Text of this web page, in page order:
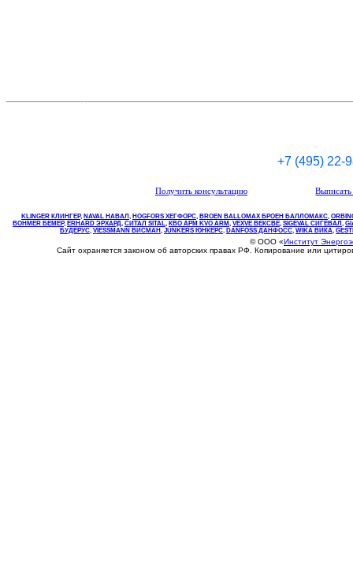
+7 (495) 22-
Получить консультацию
KLINGER КЛИНГЕР, NAVAL НАВАЛ , НOGFORS ХЕГФОРС, BROEN BALLOMAX БРОЕН БАЛЛОМАКС,
BOHMER БЕМЕР, ERHARD ЭРХАРД, СИТАЛ SITAL, КВО АРМ KVO ARM, VEXVE ВЕКСВЕ, SIGEVAL СИГЕВАЛ ,
БУДЕРУС, VIESSMANN ВИСМАН , JUNKERS ЮНКЕРС. DANFOSS ДАНФОСС, WIKA ВИКА,
© ООО «Институт
Сайт охраняется законом об авторских правах РФ. Копирование или